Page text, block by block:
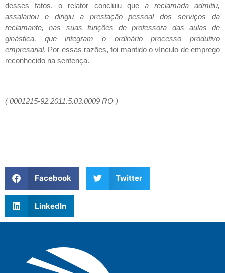
desses fatos, o relator concluiu que a reclamada admitiu,
assalariou e dirigiu a prestação pessoal dos serviços da
reclamante, nas suas funções de professora das aulas de
ginástica, que integram o ordinário processo produtivo
empresarial. Por essas razões, foi mantido o vínculo de emprego
reconhecido na sentença.
(0001215-92.2011.5.03.0009 RO )
Facebook Twitter
LinkedIn